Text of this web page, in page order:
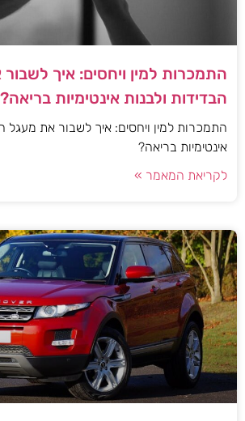
התמכרות למין ויחסים: איך
הבדידות ולבנות אינטימיות בריאה?
התמכרות למין ויחסים: איך לשבור את מעגל
אינטימיות בריאה?
לקריאת המאמר »